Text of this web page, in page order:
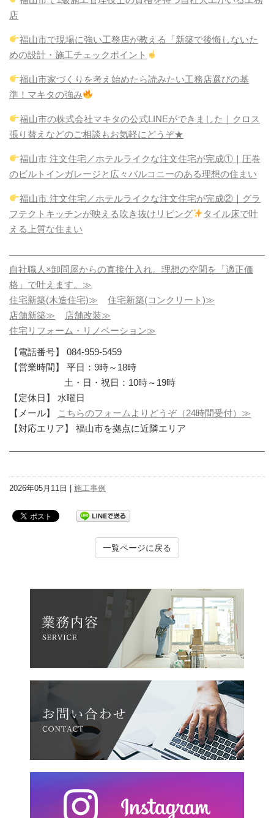
店
福山市で現場に強い工務店が教える「新築で後悔しないた
めの設計・施工チェックポイント
福山市家づくりを考え始めたら読みたい工務店選びの基
準！マキタの強み
福山市の株式会社マキタの公式LINEができました｜クロス
張り替えなどのご相談もお気軽にどうぞ★
福山市 注文住宅／ホテルライクな注文住宅が完成①｜圧巻
のビルトインガレージと広々バルコニーのある理想の住まい
福山市 注文住宅／ホテルライクな注文住宅が完成②｜グラ
フテクトキッチンが映える吹き抜けリビング
タイル床で叶
える上質な住まい
自社職人×卸問屋からの直接仕入れ。理想の空間を「適正価
格」で叶えます。≫
住宅新築(木造住宅)≫
住宅新築(コンクリート)≫
店舗新築≫
店舗改装≫
住宅リフォーム・リノベーション≫
【電話番号】 084-959-5459
【営業時間】 平日：9時～18時
土・日・祝日：10時～19時
【定休日】 水曜日
【メール】
こちらのフォームよりどうぞ（24時間受付）≫
【対応エリア】 福山市を拠点に近隣エリア
2026年05月11日 | 施工事例
一覧ページに戻る